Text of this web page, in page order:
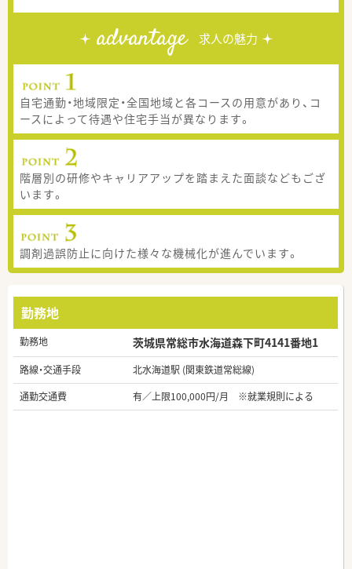
advantage 求人の魅力
自宅通勤・地域限定・全国地域と各コースの用意があり、コ
ースによって待遇や住宅手当が異なります。
階層別の研修やキャリアアップを踏まえた面談などもござ
います。
調剤過誤防止に向けた様々な機械化が進んでいます。
勤務地
勤務地 茨城県常総市水海道森下町4141番地1
路線・交通手段
北水海道駅 (関東鉄道常総線)
通勤交通費
有／上限100,000円/月 ※就業規則による